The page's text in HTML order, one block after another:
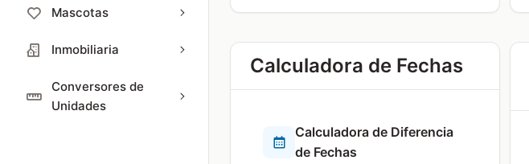
Mascotas
Inmobiliaria
Conversores de
Unidades
Calculadora de Fechas
Calculadora de Diferencia
de Fechas